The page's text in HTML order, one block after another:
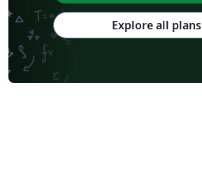
Explore all plans